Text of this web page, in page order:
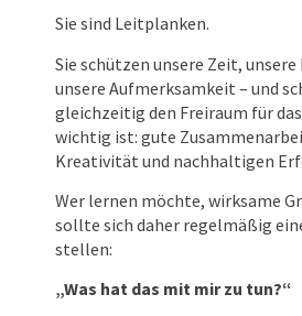
Sie sind Leitplanken.
Sie schützen unsere Zeit, unsere
unsere Aufmerksamkeit – und
gleichzeitig den Freiraum für
wichtig ist: gute
Kreativität und nachhaltigen
Wer lernen möchte, wirksame
sollte sich daher regelmäßig
stellen:
„Was hat das mit mir zu tun?“